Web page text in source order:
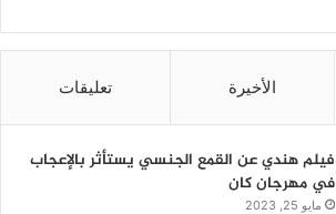
الأخيرة تعليقات
فيلم هندي عن القمع الجنسي يستأثر بالإعجاب
في مهرجان كان
مايو 25, 2023